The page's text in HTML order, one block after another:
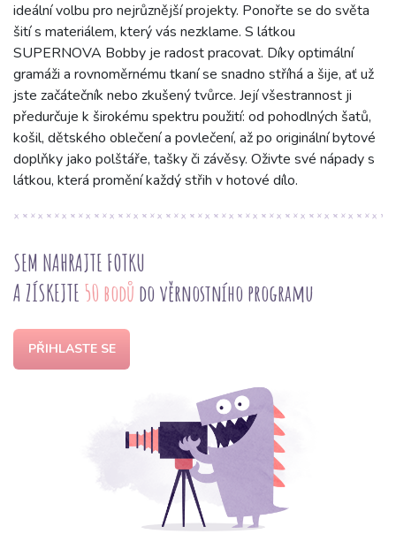
ideální volbu pro nejrůznější projekty. Ponořte se do světa
šití s materiálem, který vás nezklame. S látkou
SUPERNOVA Bobby je radost pracovat. Díky optimální
gramáži a rovnoměrnému tkaní se snadno stříhá a šije, ať už
jste začátečník nebo zkušený tvůrce. Její všestrannost ji
předurčuje k širokému spektru použití: od pohodlných šatů,
košil, dětského oblečení a povlečení, až po originální bytové
doplňky jako polštáře, tašky či závěsy. Oživte své nápady s
látkou, která promění každý střih v hotové dílo.
SEM NAHRAJTE FOTKU
A ZÍSKEJTE 50 bodů do věrnostního programu
PŘIHLASTE SE